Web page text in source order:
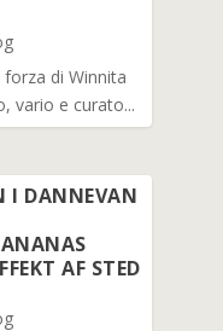
di Winnita
vario e curato...
I DANNEVAN
AF STED